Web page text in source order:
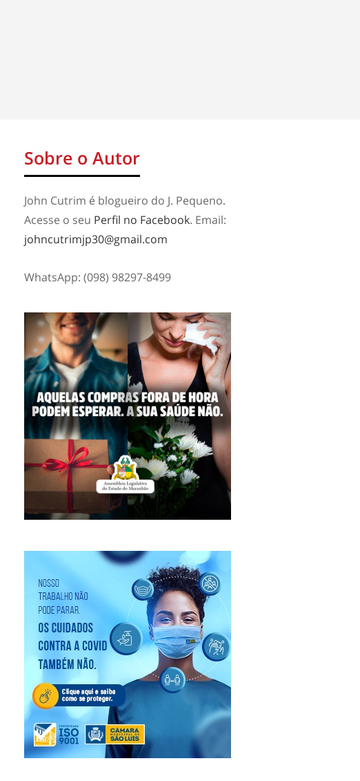
Sobre o Autor
John Cutrim é blogueiro do J. Pequeno.
Acesse o seu Perfil no Facebook. Email:
johncutrimjp30@gmail.com
WhatsApp: (098) 98297-8499